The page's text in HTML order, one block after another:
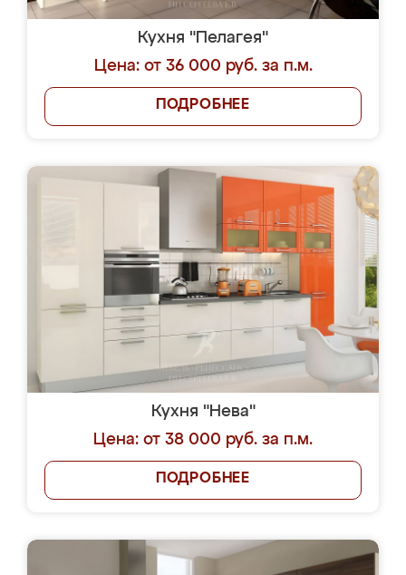
Кухня "Пелагея"
Цена: от 36 000 руб. за п.м.
ПОДРОБНЕЕ
Кухня "Нева"
Цена: от 38 000 руб. за п.м.
ПОДРОБНЕЕ